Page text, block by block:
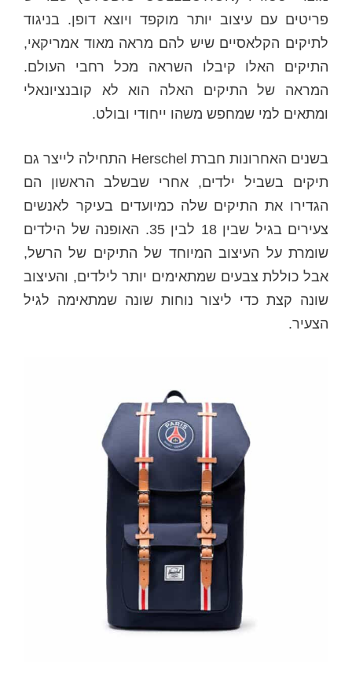
פריטים עם עיצוב יותר מוקפד ויוצא דופן. בניגוד
לתיקים הקלאסיים שיש להם מראה מאוד אמריקאי,
התיקים האלו קיבלו השראה מכל רחבי העולם.
המראה של התיקים האלה הוא לא קובנציונאלי
ומתאים למי שמחפש משהו ייחודי ובולט.
בשנים האחרונות חברת Herschel התחילה לייצר גם
תיקים בשביל ילדים, אחרי שבשלב הראשון הם
הגדירו את התיקים שלה כמיועדים בעיקר לאנשים
צעירים בגיל שבין 18 לבין 35. האופנה של הילדים
שומרת על העיצוב המיוחד של התיקים של הרשל,
אבל כוללת צבעים שמתאימים יותר לילדים, והעיצוב
שונה קצת כדי ליצור נוחות שונה שמתאימה לגיל
הצעיר.